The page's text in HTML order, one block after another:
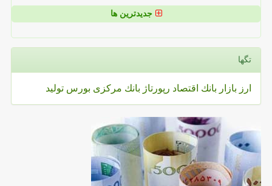
جدیدترین ها
تگها
ارز بازار بانك اقتصاد رپورتاژ بانك مركزی بورس تولید